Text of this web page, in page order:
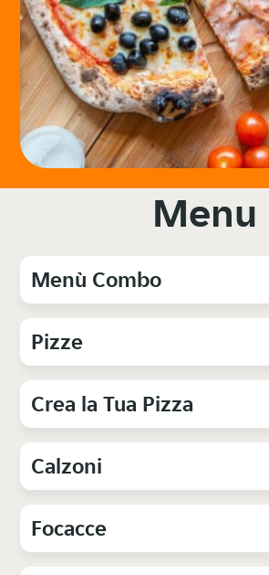
Menu
Menù Combo
Pizze
Crea la Tua Pizza
Calzoni
Focacce